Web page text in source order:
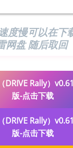
度慢可以在下
网盘 随后取回
DRIVE Rally）
版-点击下载
DRIVE Rally）
版-点击下载